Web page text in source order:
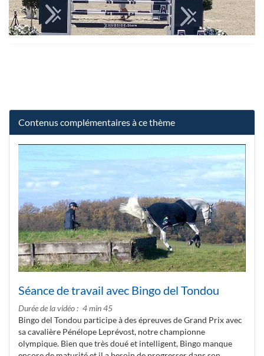
Contenus complémentaires à ce thème
Séance de travail avec Bingo del Tondou
Durée de la vidéo
4 min 45
Bingo del Tondou participe à des épreuves de Grand Prix avec
sa cavalière Pénélope Leprévost, notre championne
olympique. Bien que très doué et intelligent, Bingo manque